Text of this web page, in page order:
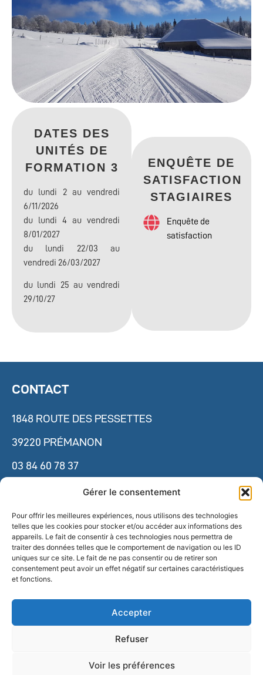
Gérer le consentement
Pour offrir les meilleures expériences, nous utilisons des technologies
telles que les cookies pour stocker et/ou accéder aux informations des
appareils. Le fait de consentir à ces technologies nous permettra de
traiter des données telles que le comportement de navigation ou les ID
uniques sur ce site. Le fait de ne pas consentir ou de retirer son
consentement peut avoir un effet négatif sur certaines caractéristiques
et fonctions.
Accepter
Refuser
Voir les préférences
DATES DES
UNITÉS DE
FORMATION 3
du lundi 2 au vendredi
6/11/2026
du lundi 4 au vendredi
8/01/2027
du lundi 22/03 au
vendredi 26/03/2027
du lundi 25 au vendredi
29/10/27
ENQUÊTE DE
SATISFACTION
STAGIAIRES
Enquête de
satisfaction
CONTACT
1848 ROUTE DES PESSETTES
39220 PRÉMANON
03 84 60 78 37
cnsnmm.accueil@ensm. sports.gouv.fr
ESPACE PRESSE
NOS PARTENAIRES
RECLAMATIONS